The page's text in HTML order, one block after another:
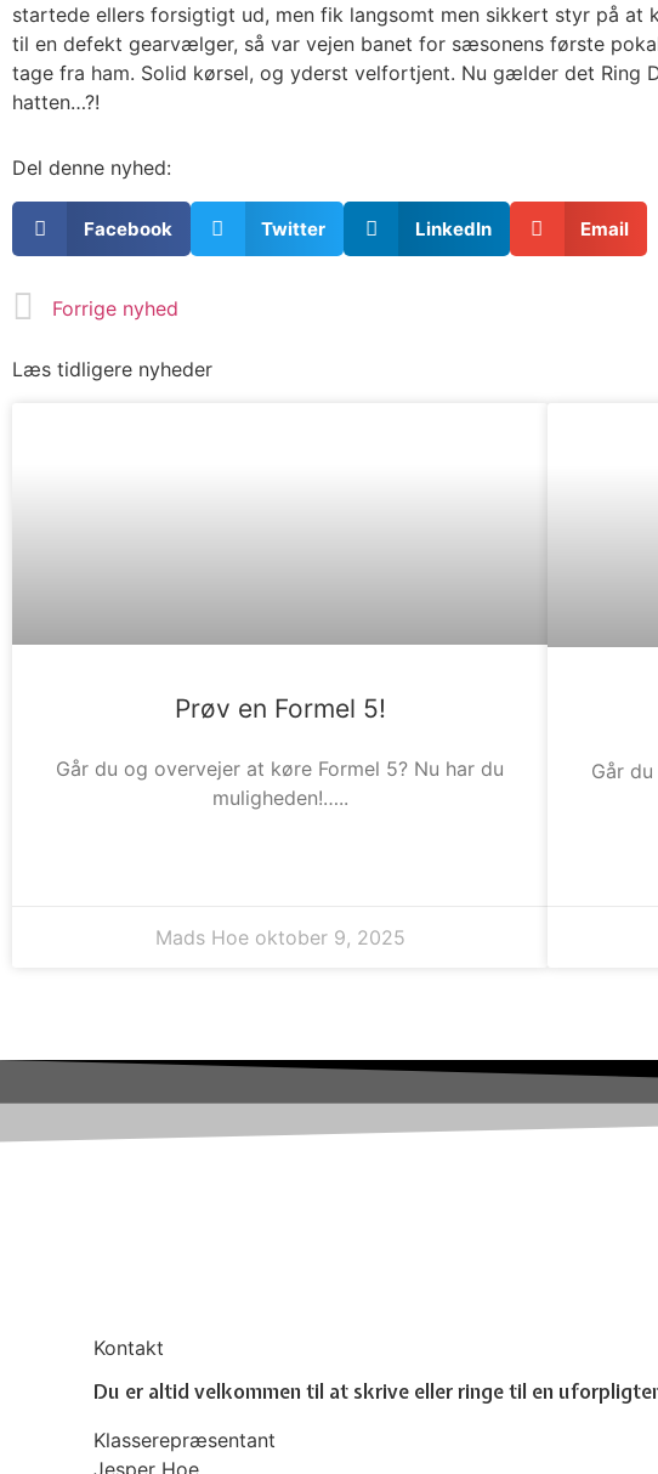
startede ellers forsigtigt ud, men fik langsomt men sikkert styr på at
til en defekt gearvælger, så var vejen banet for sæsonens første
tage fra ham. Solid kørsel, og yderst velfortjent. Nu gælder det
hatten…?!
Del denne nyhed:
Facebook Twitter LinkedIn Email
Forrige nyhed
Læs tidligere nyheder
Prøv en Formel 5!
Går du og overvejer at køre Formel 5? Nu har du
muligheden!…..
Mads Hoe oktober 9, 2025
Går
Kontakt
Du er altid velkommen til at skrive eller ringe til en
Klasserepræsentant
Jesper Hoe